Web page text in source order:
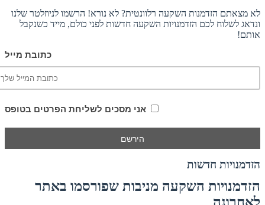
לא מצאתם הזדמנות השקעה רלוונטית? לא נורא! הרשמו לניוזלטר שלנו
ונדאג לשלוח לכם הזדמנויות השקעה חדשות לפני כולם, מייד כשנקבל
אותם!
כתובת מייל
אני מסכים לשליחת הפרטים בטופס
הזדמנויות חדשות
הזדמנויות השקעה מניבות שפורסמו באתר